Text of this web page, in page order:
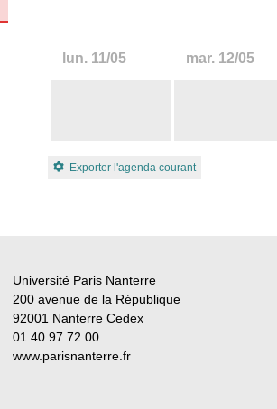
lun. 11/05 mar. 12/05
Exporter l'agenda courant
Université Paris Nanterre
200 avenue de la République
92001 Nanterre Cedex
01 40 97 72 00
www.parisnanterre.fr